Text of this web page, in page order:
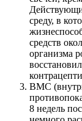
среду, в
средств
организма
ВМС
8 недель